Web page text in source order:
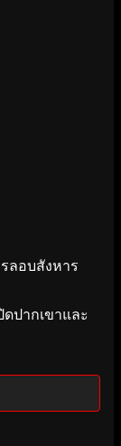
ลอบสังหาร
ปากเขาและ